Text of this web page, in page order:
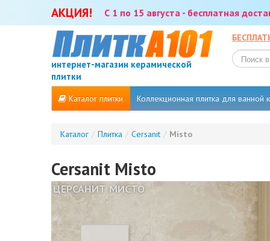
АКЦИЯ! С 1 по 15 августа - бесплатная
интернет-магазин керамической
плитки
Каталог плитки Коллекционная плитка для ванной
Каталог / Плитка / Cersanit / Misto
Cersanit Misto
ЦЕРСАНИТ МИСТО